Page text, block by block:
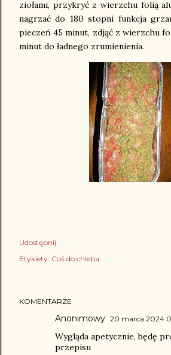
ziołami, przykryć z wierzchu folią
nagrzać do 180 stopni funkcja
pieczeń 45 minut, zdjąć z wierzchu
minut do ładnego zrumienienia.
Udostępnij
Etykiety: Coś do chleba
KOMENTARZE
Anonimowy 20 marca 2024
Wygląda apetycznie, będę
przepisu